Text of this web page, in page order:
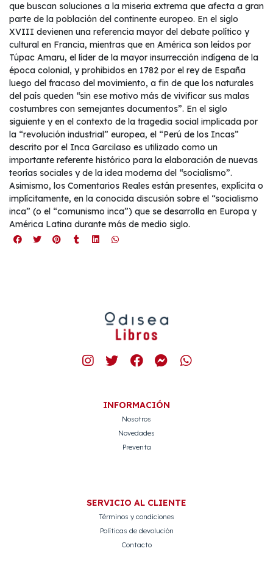
que buscan soluciones a la miseria extrema que afecta a gran
parte de la población del continente europeo. En el siglo
XVIII devienen una referencia mayor del debate político y
cultural en Francia, mientras que en América son leídos por
Túpac Amaru, el líder de la mayor insurrección indígena de la
época colonial, y prohibidos en 1782 por el rey de España
luego del fracaso del movimiento, a fin de que los naturales
del país queden “sin ese motivo más de vivificar sus malas
costumbres con semejantes documentos”. En el siglo
siguiente y en el contexto de la tragedia social implicada por
la “revolución industrial” europea, el “Perú de los Incas”
descrito por el Inca Garcilaso es utilizado como un
importante referente histórico para la elaboración de nuevas
teorías sociales y de la idea moderna del “socialismo”.
Asimismo, los Comentarios Reales están presentes, explícita o
implícitamente, en la conocida discusión sobre el “socialismo
inca” (o el “comunismo inca”) que se desarrolla en Europa y
América Latina durante más de medio siglo.
INFORMACIÓN
Nosotros
Novedades
Preventa
SERVICIO AL CLIENTE
Términos y condiciones
Políticas de devolución
Contacto